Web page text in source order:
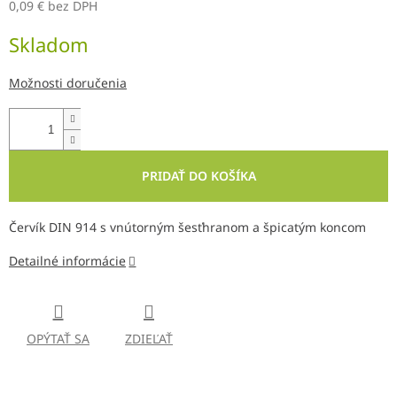
0,09 € bez DPH
cena:
Skladom
Možnosti doručenia
PRIDAŤ DO KOŠÍKA
Červík DIN 914 s vnútorným šesťhranom a špicatým koncom
Detailné informácie
OPÝTAŤ SA ZDIEĽAŤ